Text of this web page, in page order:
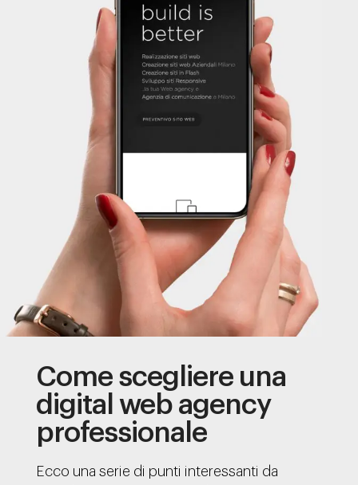
Come scegliere una
digital web agency
professionale
Ecco una serie di punti interessanti da